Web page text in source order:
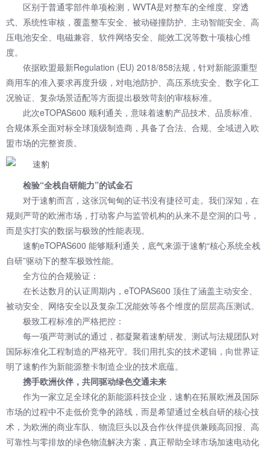
区别于普通零部件单项检测，WVTA是对整车的全维度、穿透
式、系统性审核，覆盖整车安全、被动碰撞防护、主动智能安全、高
压电池安全、电磁兼容、软件网络安全、能效工况等数十项核心维
度。
依据欧盟最新Regulation (EU) 2018/858法规，针对新能源重型
商用车的准入要求再度升级，对电池防护、高压系统安全、数字化工
况验证、复杂场景适配等方面提出极致苛刻的审核标准。
此次eTOPAS600 顺利通关，意味着速豹产品技术、品质标准、
合规体系全面对标全球顶级制造商，具备了合法、合规、全域进入欧
盟市场的完整资质。
检验“全栈自研能力”的试金石
对于速豹而言，这张沉甸甸的证书没有捷径可走。我们深知，在
规则严苛的欧洲市场，打动客户与监管机构的从来不是空洞的口号，
而是实打实的数据与极致的性能表现。
速豹eTOPAS600 能够顺利通关，底气来源于速豹“核心系统全栈
自研”驱动下的整车极致性能。
全方位的合规验证：
在长达数月的认证周期内，eTOPAS600 顶住了涵盖主动安全、
被动安全、网络安全以及复杂工况能效等各个维度的层层高压测试。
极致工程标准的严格把控：
每一项严苛测试的通过，都凝聚着速豹研发、测试与法规团队对
国际标准化工程制造的严格死守。我们用扎实的技术逻辑，向世界证
明了速豹作为新能源整卡制造企业的技术底蕴。
携手欧洲伙伴，共同驱动绿色交通未来
作为一家立足全球化的新能源科技企业，速豹在拓展欧洲及国际
市场的过程中不走低价竞争的路线，而是希望通过全栈自研的核心技
术，为欧洲的商业车队、物流巨头以及合作伙伴提供兼顾高回报、高
可靠性与零排放的绿色物流解决方案，真正帮助全球市场加速电动化